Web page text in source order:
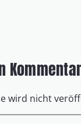
Kommentar
wird nicht